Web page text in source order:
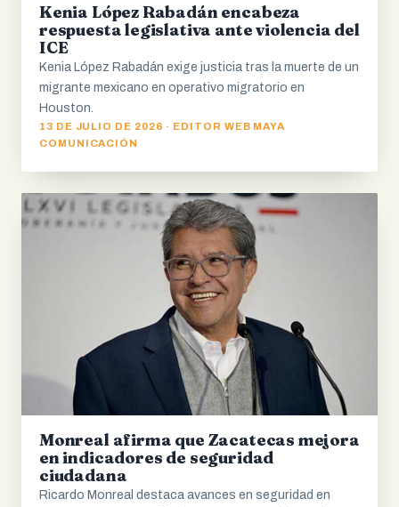
Kenia López Rabadán encabeza
respuesta legislativa ante violencia del
ICE
Kenia López Rabadán exige justicia tras la muerte de un
migrante mexicano en operativo migratorio en
Houston.
13 DE JULIO DE 2026 · EDITOR WEB MAYA
COMUNICACIÓN
Monreal afirma que Zacatecas mejora
en indicadores de seguridad
ciudadana
Ricardo Monreal destaca avances en seguridad en